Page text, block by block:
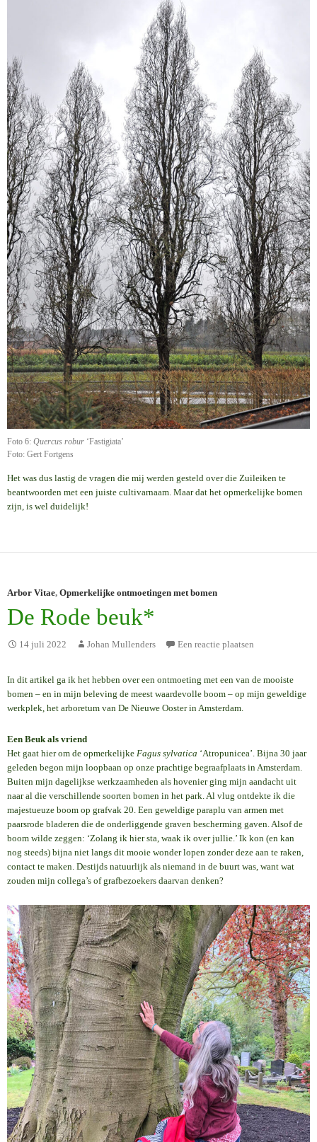
Foto 6: Quercus robur ‘Fastigiata’
Foto: Gert Fortgens
Het was dus lastig de vragen die mij werden gesteld over die Zuileiken te
beantwoorden met een juiste cultivarnaam. Maar dat het opmerkelijke bomen
zijn, is wel duidelijk!
Arbor Vitae, Opmerkelijke ontmoetingen met bomen
De Rode beuk*
14 juli 2022 Johan Mullenders Een reactie plaatsen
In dit artikel ga ik het hebben over een ontmoeting met een van de mooiste
bomen – en in mijn beleving de meest waardevolle boom – op mijn geweldige
werkplek, het arboretum van De Nieuwe Ooster in Amsterdam.
Een Beuk als vriend
Het gaat hier om de opmerkelijke Fagus sylvatica ‘Atropunicea’. Bijna 30 jaar
geleden begon mijn loopbaan op onze prachtige begraafplaats in Amsterdam.
Buiten mijn dagelijkse werkzaamheden als hovenier ging mijn aandacht uit
naar al die verschillende soorten bomen in het park. Al vlug ontdekte ik die
majestueuze boom op grafvak 20. Een geweldige paraplu van armen met
paarsrode bladeren die de onderliggende graven bescherming gaven. Alsof de
boom wilde zeggen: ‘Zolang ik hier sta, waak ik over jullie.’ Ik kon (en kan
nog steeds) bijna niet langs dit mooie wonder lopen zonder deze aan te raken,
contact te maken. Destijds natuurlijk als niemand in de buurt was, want wat
zouden mijn collega’s of grafbezoekers daarvan denken?